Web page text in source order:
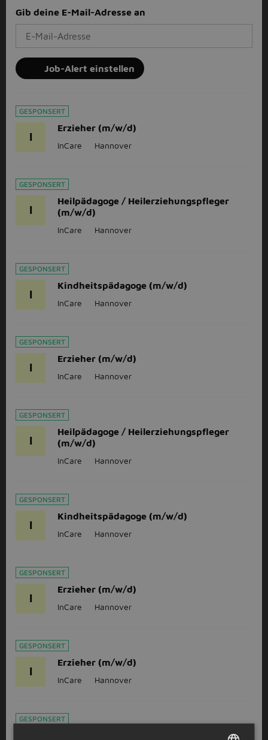
Gib deine E-Mail-Adresse an
Job-Alert einstellen
GESPONSERT
I
Erzieher (m/w/d)
InCare Hannover
GESPONSERT
I
Heilpädagoge / Heilerziehungspfleger
(m/w/d)
InCare Hannover
GESPONSERT
I
Kindheitspädagoge (m/w/d)
InCare Hannover
GESPONSERT
I
Erzieher (m/w/d)
InCare Hannover
GESPONSERT
I
Heilpädagoge / Heilerziehungspfleger
(m/w/d)
InCare Hannover
GESPONSERT
I
Kindheitspädagoge (m/w/d)
InCare Hannover
GESPONSERT
I
Erzieher (m/w/d)
InCare Hannover
GESPONSERT
I
Erzieher (m/w/d)
InCare Hannover
GESPONSERT